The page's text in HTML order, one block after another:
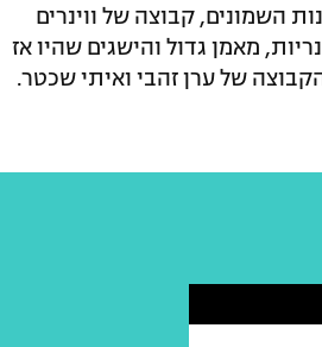
השמונים, קבוצה של ווינרים
מאמן גדול והישגים שהיו אז
של ערן זהבי ואיתי שכטר.